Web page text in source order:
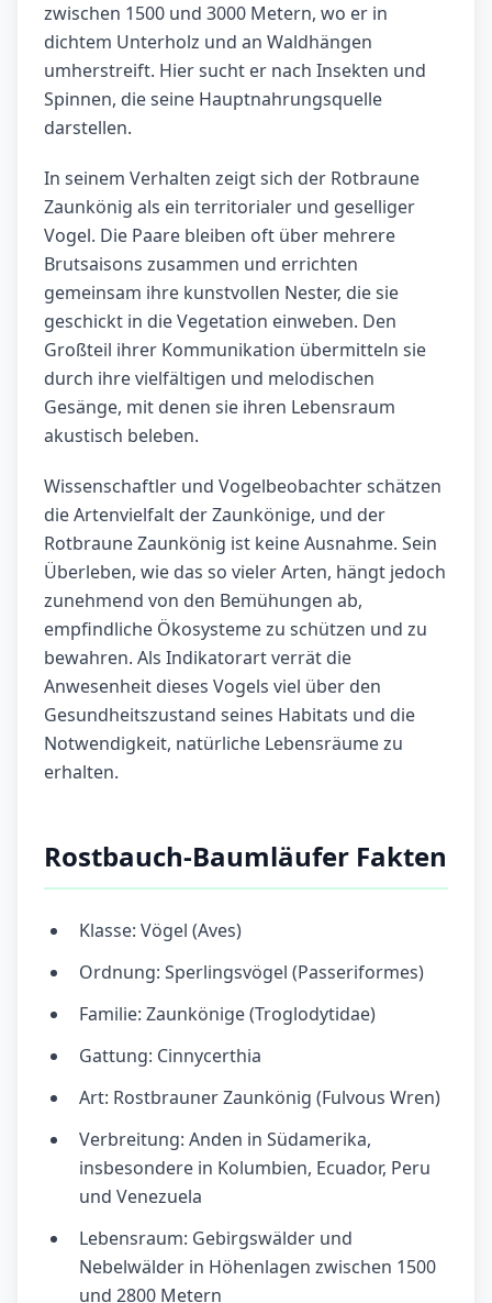
zwischen 1500 und 3000 Metern, wo er in
dichtem Unterholz und an Waldhängen
umherstreift. Hier sucht er nach Insekten und
Spinnen, die seine Hauptnahrungsquelle
darstellen.
In seinem Verhalten zeigt sich der Rotbraune
Zaunkönig als ein territorialer und geselliger
Vogel. Die Paare bleiben oft über mehrere
Brutsaisons zusammen und errichten
gemeinsam ihre kunstvollen Nester, die sie
geschickt in die Vegetation einweben. Den
Großteil ihrer Kommunikation übermitteln sie
durch ihre vielfältigen und melodischen
Gesänge, mit denen sie ihren Lebensraum
akustisch beleben.
Wissenschaftler und Vogelbeobachter schätzen
die Artenvielfalt der Zaunkönige, und der
Rotbraune Zaunkönig ist keine Ausnahme. Sein
Überleben, wie das so vieler Arten, hängt jedoch
zunehmend von den Bemühungen ab,
empfindliche Ökosysteme zu schützen und zu
bewahren. Als Indikatorart verrät die
Anwesenheit dieses Vogels viel über den
Gesundheitszustand seines Habitats und die
Notwendigkeit, natürliche Lebensräume zu
erhalten.
Rostbauch-Baumläufer Fakten
Klasse: Vögel (Aves)
Ordnung: Sperlingsvögel (Passeriformes)
Familie: Zaunkönige (Troglodytidae)
Gattung: Cinnycerthia
Art: Rostbrauner Zaunkönig (Fulvous Wren)
Verbreitung: Anden in Südamerika,
insbesondere in Kolumbien, Ecuador, Peru
und Venezuela
Lebensraum: Gebirgswälder und
Nebelwälder in Höhenlagen zwischen 1500
und 2800 Metern